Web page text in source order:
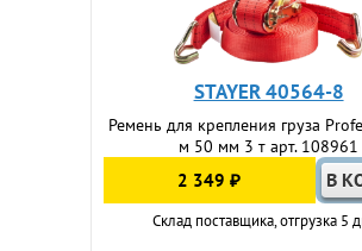
STAYER 40564-8
Ремень для крепления груза
м 50 мм 3 т арт. 108961
2 349 ₽
Склад поставщика, отгрузка 5